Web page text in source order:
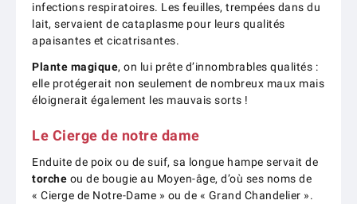
infections respiratoires. Les feuilles, trempées dans du
lait, servaient de cataplasme pour leurs qualités
apaisantes et cicatrisantes.
Plante magique, on lui prête d’innombrables qualités :
elle protégerait non seulement de nombreux maux mais
éloignerait également les mauvais sorts !
Le Cierge de notre dame
Enduite de poix ou de suif, sa longue hampe servait de
torche ou de bougie au Moyen-âge, d’où ses noms de
« Cierge de Notre-Dame » ou de « Grand Chandelier ».